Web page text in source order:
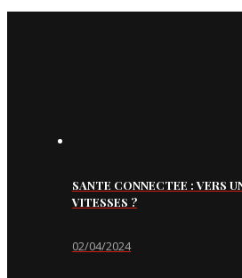
SANTE CONNECTEE : VERS
VITESSES ?
02/04/2024